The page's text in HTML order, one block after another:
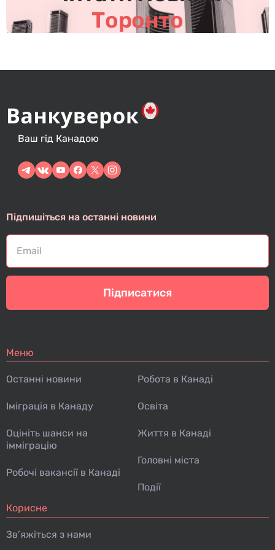
Торонто
Ваш гід Канадою
Підпишіться на останні новини
Підписатися
Меню
Останні новини
Іміграція в Канаду
Оцініть шанси на
імміграцію
Робочі вакансії в Канаді
Робота в Канаді
Освіта
Життя в Канаді
Головні міста
Події
Корисне
Зв’яжіться з нами